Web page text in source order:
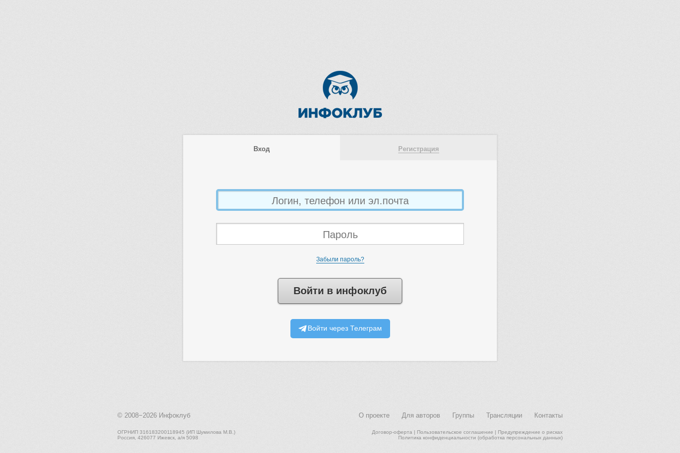
Вход Регистрация
Забыли пароль?
Войти в инфоклуб
Войти через Телеграм
© 2008−2026 Инфоклуб О проекте Для авторов Группы Трансляции Контакты
ОГРНИП 316183200118945 (ИП Шумилова М.В.)
Россия, 426077 Ижевск, а/я 5098
Договор-оферта | Пользовательское соглашение | Предупреждение о рисках
Политика конфиденциальности (обработка персональных данных)